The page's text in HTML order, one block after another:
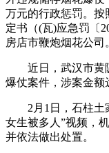
万元的行政惩罚。按
定书（(瓦)应急罚〔
房店市鞭炮烟花公司
近日，武汉市黄陂
爆仗案件，涉案金额
2月1日，石柱土
女生被多人”视频，
并依法做出处置。